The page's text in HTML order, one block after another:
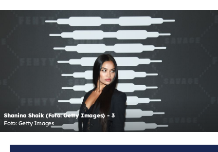
Shanina Shaik (Foto: Getty Images) - 3
Foto: Getty Images
OMOGUĆI OBAVIJESTI